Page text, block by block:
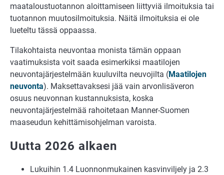
maataloustuotannon aloittamiseen liittyviä ilmoituksia tai
tuotannon muutosilmoituksia. Näitä ilmoituksia ei ole
lueteltu tässä oppaassa.
Tilakohtaista neuvontaa monista tämän oppaan
vaatimuksista voit saada esimerkiksi maatilojen
neuvontajärjestelmään kuuluvilta neuvojilta (Maatilojen
neuvonta). Maksettavaksesi jää vain arvonlisäveron
osuus neuvonnan kustannuksista, koska
neuvontajärjestelmää rahoitetaan Manner-Suomen
maaseudun kehittämisohjelman varoista.
Uutta 2026 alkaen
Lukuihin 1.4 Luonnonmukainen kasvinviljely ja 2.3